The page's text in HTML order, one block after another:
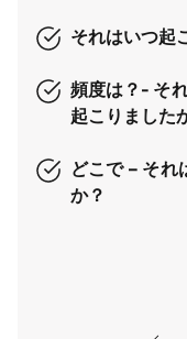
それはいつ起
頻度は？- そ
起こりました
どこで – それ
か？